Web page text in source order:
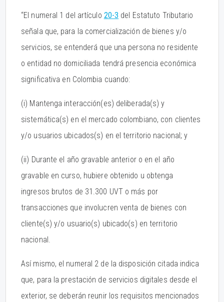
“El numeral 1 del artículo 20-3 del Estatuto Tributario
señala que, para la comercialización de bienes y/o
servicios, se entenderá que una persona no residente
o entidad no domiciliada tendrá presencia económica
significativa en Colombia cuando:
(i) Mantenga interacción(es) deliberada(s) y
sistemática(s) en el mercado colombiano, con clientes
y/o usuarios ubicados(s) en el territorio nacional; y
(ii) Durante el año gravable anterior o en el año
gravable en curso, hubiere obtenido u obtenga
ingresos brutos de 31.300 UVT o más por
transacciones que involucren venta de bienes con
cliente(s) y/o usuario(s) ubicado(s) en territorio
nacional.
Así mismo, el numeral 2 de la disposición citada indica
que, para la prestación de servicios digitales desde el
exterior, se deberán reunir los requisitos mencionados